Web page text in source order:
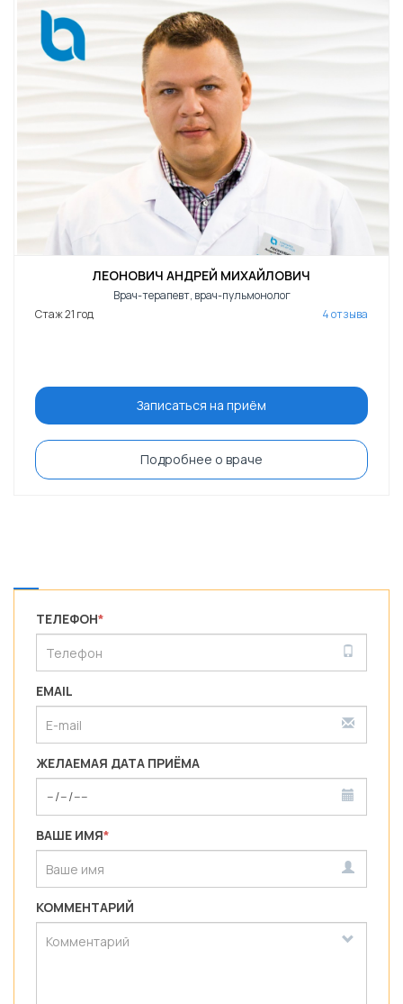
ЛЕОНОВИЧ АНДРЕЙ МИХАЙЛОВИЧ
Врач-терапевт, врач-пульмонолог
Стаж 21 год
4 отзыва
Записаться на приём
Подробнее о враче
ТЕЛЕФОН*
EMAIL
ЖЕЛАЕМАЯ ДАТА ПРИЁМА
ВАШЕ ИМЯ*
КОММЕНТАРИЙ